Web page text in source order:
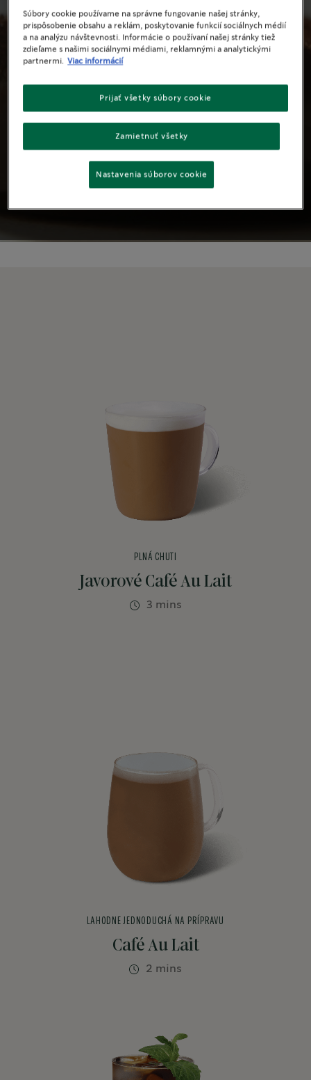
Recepty
s uvarenou
kávou
Osvojte si umenie prípravy kávy s lahodnými
ponúknite priateľov, ktorí k vám prišli na
Javorové Café Au Lait
PLNÁ CHUTI
3 mins
Café Au Lait
LAHODNE JEDNODUCHÁ NA PRÍPRAVU
2 mins
Súbory cookie používame na správne fungovanie našej stránky,
prispôsobenie obsahu a reklám, poskytovanie funkcií sociálnych médií
a na analýzu návštevnosti. Informácie o používaní našej stránky tiež
zdieľame s našimi sociálnymi médiami, reklamnými a analytickými
partnermi. Viac informácií
Zamietnuť všetky
Prijať všetky súbory cookie
Nastavenia súborov cookie